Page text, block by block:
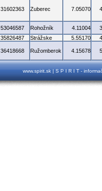
31602363 Zuberec 7.05070
53046587 Rohožník 4.11004
35826487 Strážske 5.55170
36418668 Ružomberok 4.15678
www.spirit.sk | S P I R I T -